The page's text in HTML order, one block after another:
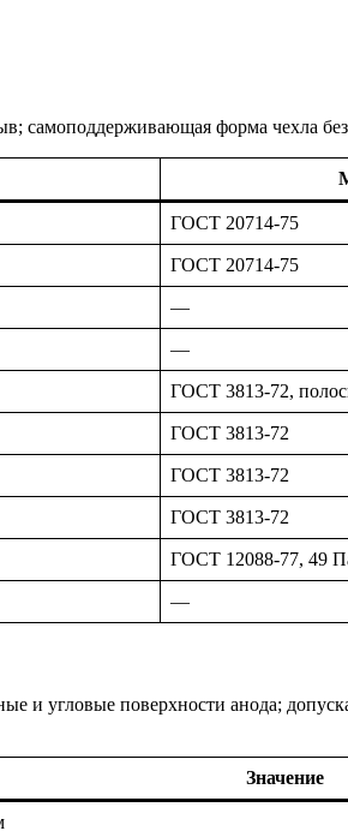
самоподдерживающая форма чехла без
ГОСТ 20714-75
ГОСТ 20714-75
—
—
ГОСТ 3813-72,
ГОСТ 3813-72
ГОСТ 3813-72
ГОСТ 3813-72
ГОСТ 12088-77, 49
—
и угловые поверхности анода;
Значение